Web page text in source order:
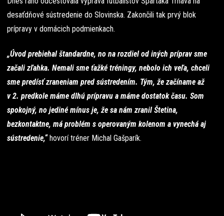
desaťdňové sústredenie do Slovinska. Zakončili tak prvý blok
prípravy v domácich podmienkach.
„Úvod prebiehal štandardne, no na rozdiel od iných príprav sme
začali zľahka. Nemali sme ťažké tréningy, nebolo ich veľa, chceli
sme predísť zraneniam pred sústredením. Tým, že začíname až
v 2. predkole máme dlhú prípravu a máme dostatok času. Som
spokojný, no jediné mínus je, že sa nám zranil Štetina,
bezkontaktne, má problém s operovaným kolenom a vynechá aj
sústredenie,“hovorí tréner Michal Gašparík.